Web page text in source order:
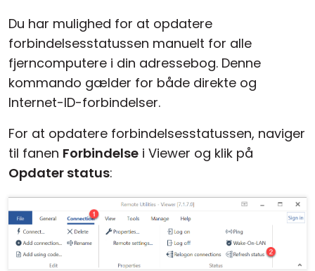
Du har mulighed for at opdatere
forbindelsesstatussen manuelt for alle
fjerncomputere i din adressebog. Denne
kommando gælder for både direkte og
Internet-ID-forbindelser.
For at opdatere forbindelsesstatussen, naviger
til fanen Forbindelse i Viewer og klik på
Opdater status: